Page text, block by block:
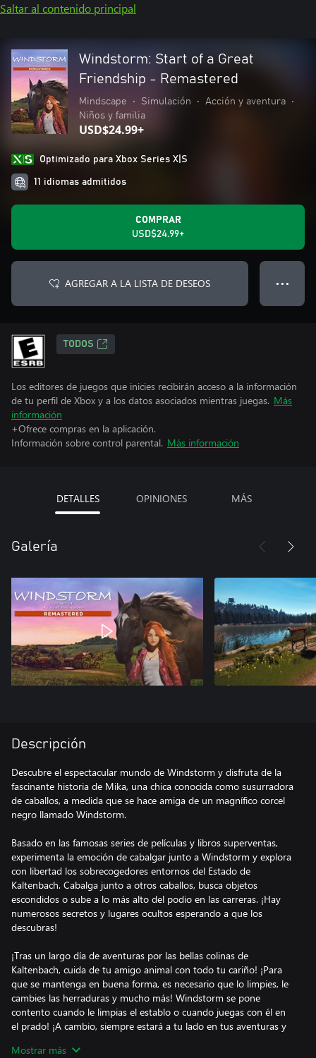
Saltar al contenido principal
Windstorm: Start of a Great
Friendship - Remastered
Mindscape • Simulación • Acción y aventura
•
Niños y familia
USD$24.99+
Optimizado para Xbox Series X|S
11 idiomas admitidos
COMPRAR
USD$24.99+
AGREGAR A LA LISTA DE DESEOS ● ● ●
TODOS
Los editores de juegos que inicies recibirán acceso a la información
de tu perfil de Xbox y a los datos asociados mientras juegas. Más
información
+Ofrece compras en la aplicación.
Información sobre control parental. Más información
DETALLES OPINIONES MÁS
Galería
Descripción
Descubre el espectacular mundo de Windstorm y disfruta de la
fascinante historia de Mika, una chica conocida como susurradora
de caballos, a medida que se hace amiga de un magnífico corcel
negro llamado Windstorm.
Basado en las famosas series de películas y libros superventas,
experimenta la emoción de cabalgar junto a Windstorm y explora
con libertad los sobrecogedores entornos del Estado de
Kaltenbach. Cabalga junto a otros caballos, busca objetos
escondidos o sube a lo más alto del podio en las carreras. ¡Hay
numerosos secretos y lugares ocultos esperando a que los
descubras!
¡Tras un largo día de aventuras por las bellas colinas de
Kaltenbach, cuida de tu amigo animal con todo tu cariño! ¡Para
que se mantenga en buena forma, es necesario que lo limpies, le
cambies las herraduras y mucho más! Windstorm se pone
contento cuando le limpias el establo o cuando juegas con él en
el prado! ¡A cambio, siempre estará a tu lado en tus aventuras y
Mostrar más